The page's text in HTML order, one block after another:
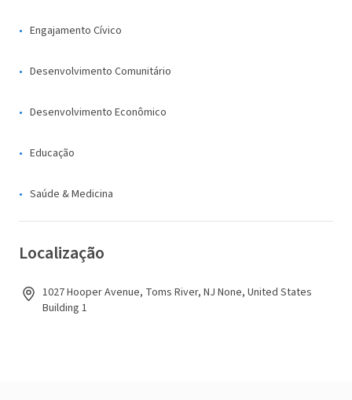
Engajamento Cívico
Desenvolvimento Comunitário
Desenvolvimento Econômico
Educação
Saúde & Medicina
Localização
1027 Hooper Avenue, Toms River, NJ None, United States
Building 1